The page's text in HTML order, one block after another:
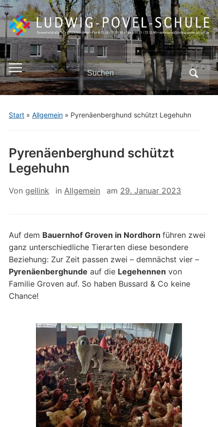
Toggle
mobile
menu
Search
for:
Start» Allgemein» Pyrenäenberghund schützt Legehuhn
Pyrenäenberghund schützt
Legehuhn
Von gellink in Allgemein am 29. Januar 2023
Auf dem Bauernhof Groven in Nordhorn führen zwei
ganz unterschiedliche Tierarten diese besondere
Beziehung: Zur Zeit passen zwei – demnächst vier –
Pyrenäenberghunde auf die Legehennen von
Familie Groven auf. So haben Bussard & Co keine
Chance!